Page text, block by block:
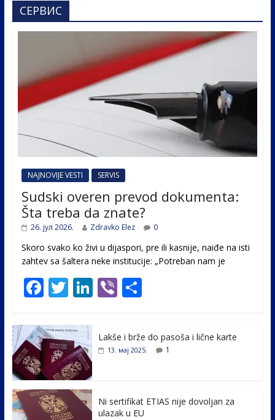
СЕРВИС
NAJNOVIJE VESTI SERVIS
Sudski overen prevod dokumenta:
Šta treba da znate?
26. јул 2026. Zdravko Elez 0
Skoro svako ko živi u dijaspori, pre ili kasnije, naiđe na isti
zahtev sa šaltera neke institucije: „Potreban nam je
F
e
b
o
o
k
T
itt
er
Li
e
Vi
er
S
ar
e
Lakše i brže do pasoša i lične karte
13. мај 2025. 1
Ni sertifikat ETIAS nije dovoljan za
ulazak u EU